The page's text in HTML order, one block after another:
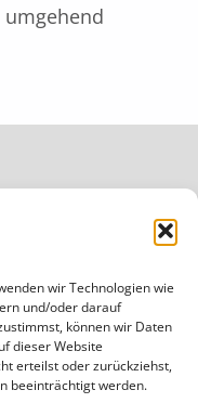
wir Technologien wie
und/oder darauf
können wir Daten
dieser Website
erteilst oder zurückziehst,
beeinträchtigt werden.